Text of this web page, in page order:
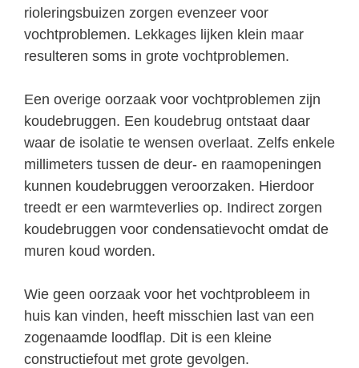
rioleringsbuizen zorgen evenzeer voor
vochtproblemen. Lekkages lijken klein maar
resulteren soms in grote vochtproblemen.
Een overige oorzaak voor vochtproblemen zijn
koudebruggen. Een koudebrug ontstaat daar
waar de isolatie te wensen overlaat. Zelfs enkele
millimeters tussen de deur- en raamopeningen
kunnen koudebruggen veroorzaken. Hierdoor
treedt er een warmteverlies op. Indirect zorgen
koudebruggen voor condensatievocht omdat de
muren koud worden.
Wie geen oorzaak voor het vochtprobleem in
huis kan vinden, heeft misschien last van een
zogenaamde loodflap. Dit is een kleine
constructiefout met grote gevolgen.